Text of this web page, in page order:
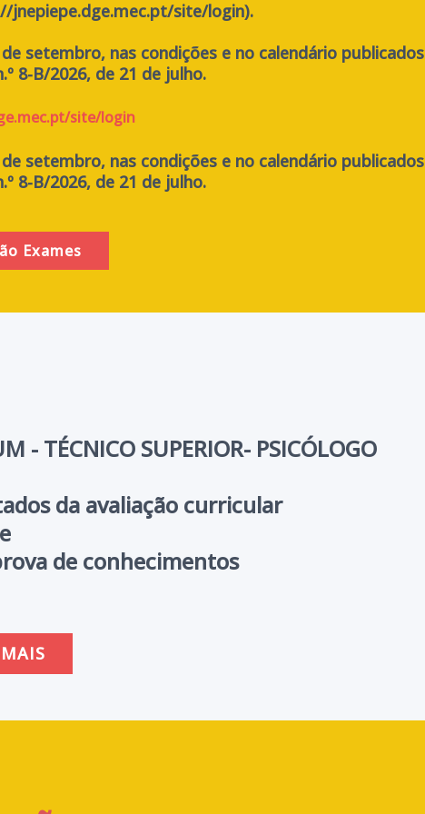
jnepiepe.dge.mec.pt/site/login).
setembro, nas condições e no calendário publicados
8-B/2026, de 21 de julho.
site/login
setembro, nas condições e no calendário publicados
8-B/2026, de 21 de julho.
Exames
- TÉCNICO SUPERIOR- PSICÓLOGO
da avaliação curricular
e
de conhecimentos